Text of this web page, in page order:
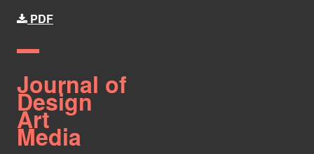
PDF
Journal of
Design
Art
Media